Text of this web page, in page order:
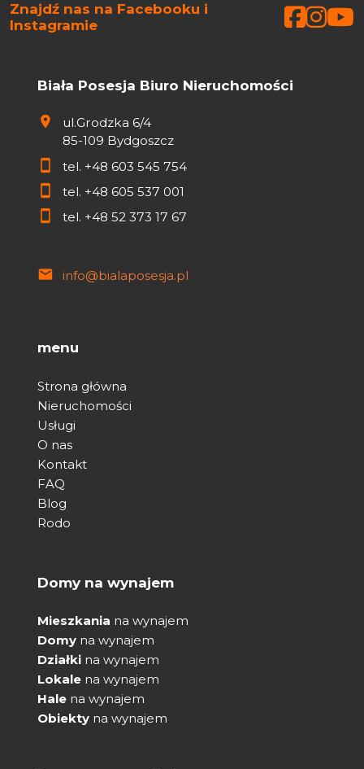
Znajdź nas na Facebooku i
Instagramie
Biała Posesja Biuro Nieruchomości
ul.Grodzka 6/4
85-109 Bydgoszcz
tel. +48 603 545 754
tel. +48 605 537 001
tel. +48 52 373 17 67
info@bialaposesja.pl
Domy na wynajem
Mieszkania na wynajem
Domy na wynajem
Działki na wynajem
Lokale na wynajem
Hale na wynajem
Obiekty na wynajem
menu
Strona główna
Nieruchomości
Usługi
O nas
Kontakt
FAQ
Blog
Rodo